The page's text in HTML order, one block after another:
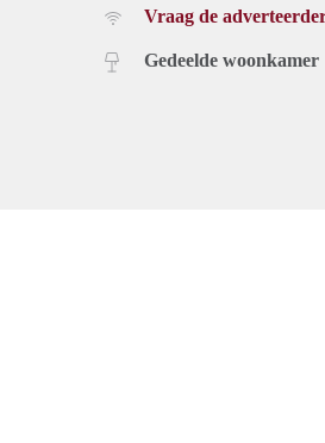
Vraag de
Gedeelde woonkamer